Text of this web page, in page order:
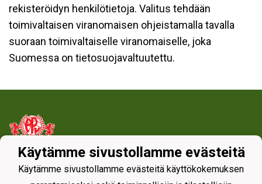
rekisteröidyn henkilötietoja. Valitus tehdään
toimivaltaisen viranomaisen ohjeistamalla tavalla
suoraan toimivaltaiselle viranomaiselle, joka
Suomessa on tietosuojavaltuutettu.
Tietosuojaseloste
Käytämme sivustollamme evästeitä
Käytämme sivustollamme evästeitä käyttökokemuksen